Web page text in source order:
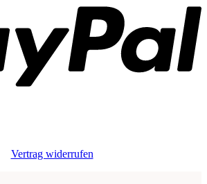
Vertrag widerrufen